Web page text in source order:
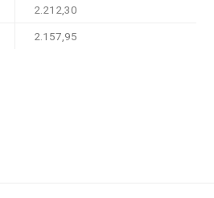
2.212,30
2.157,95